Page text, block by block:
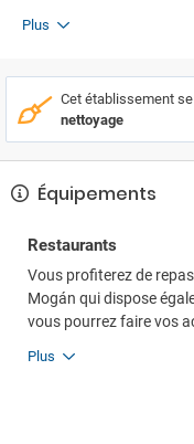
Plus
Cet établissement
nettoyage
Équipements
Restaurants
Vous profiterez de
Mogán qui dispose
vous pourrez faire vos
Plus